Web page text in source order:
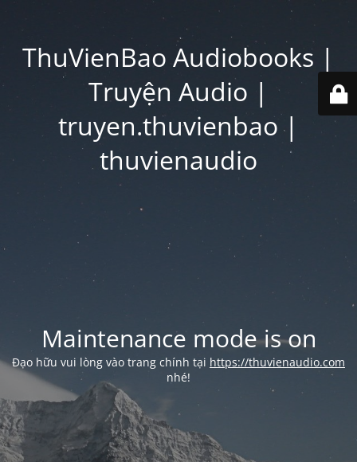
ThuVienBao Audiobooks |
Truyện Audio |
truyen.thuvienbao |
thuvienaudio
Maintenance mode is on
Đạo hữu vui lòng vào trang chính tại https://thuvienaudio.com
nhé!